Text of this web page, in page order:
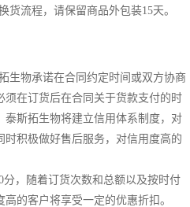
流程，请保留商品外包装15天。
生物承诺在合同约定时间或双方协商
须在订货后在合同关于货款支付的时
泰斯拓生物将建立信用体系制度，对
积极做好售后服务，对信用度高的
，随着订货次数和总额以及按时付
的客户将享受一定的优惠折扣。